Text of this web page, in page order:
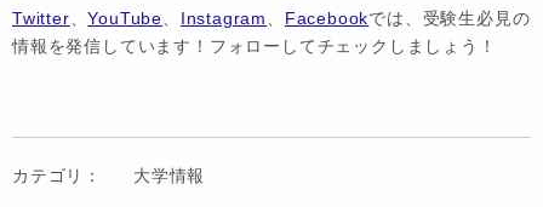
Twitter 、YouTube Instagram Facebookでは、受験生必見の
情報を発信しています！フォローしてチェックしましょう！
カテゴリ： 大学情報